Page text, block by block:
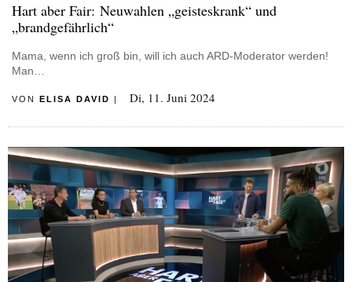
Hart aber Fair: Neuwahlen „geisteskrank“ und
„brandgefährlich“
Mama, wenn ich groß bin, will ich auch ARD-Moderator werden!
Man…
VON ELISA DAVID Di, 11. Juni 2024